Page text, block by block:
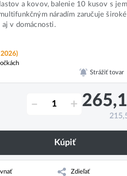
a kovov, balenie 10 kusov s
náradím zaručuje
v domácnosti.
Strážiť tovar
– +
Kúpiť
Zdieľať